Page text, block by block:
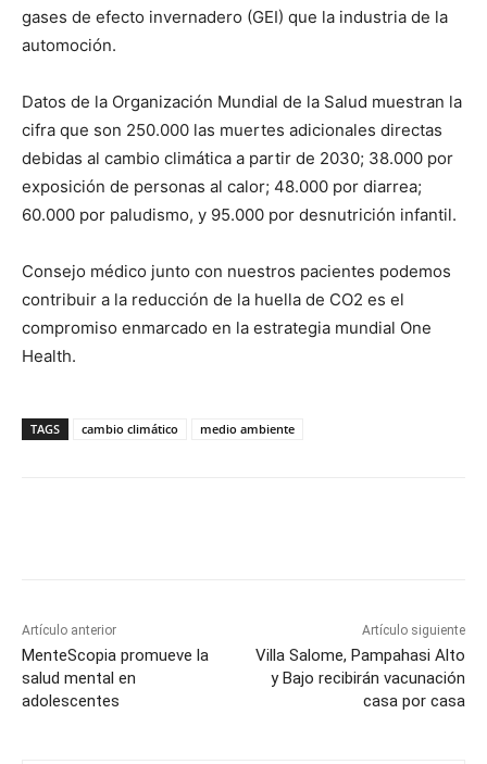
gases de efecto invernadero (GEI) que la industria de la
automoción.
Datos de la Organización Mundial de la Salud muestran la
cifra que son 250.000 las muertes adicionales directas
debidas al cambio climática a partir de 2030; 38.000 por
exposición de personas al calor; 48.000 por diarrea;
60.000 por paludismo, y 95.000 por desnutrición infantil.
Consejo médico junto con nuestros pacientes podemos
contribuir a la reducción de la huella de CO2 es el
compromiso enmarcado en la estrategia mundial One
Health.
TAGS cambio climático medio ambiente
Artículo anterior
MenteScopia promueve la
salud mental en
adolescentes
Artículo siguiente
Villa Salome, Pampahasi Alto
y Bajo recibirán vacunación
casa por casa